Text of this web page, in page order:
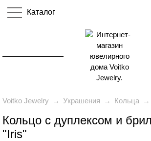
Каталог
Voitko Jewelry → Украшения → Кольца →
Кольцо с дуплексом и
"Iris"